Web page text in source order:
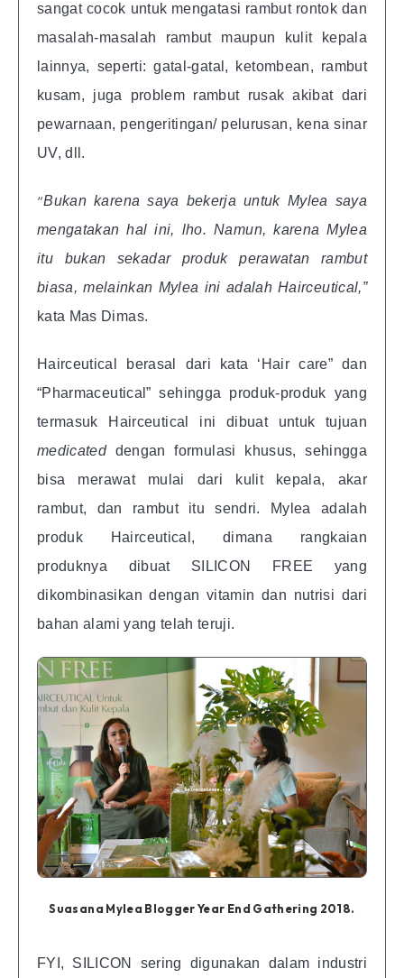
sangat cocok untuk mengatasi rambut rontok dan
masalah-masalah rambut maupun kulit kepala
lainnya, seperti: gatal-gatal, ketombean, rambut
kusam, juga problem rambut rusak akibat dari
pewarnaan, pengeritingan/ pelurusan, kena sinar
UV, dll.
“Bukan karena saya bekerja untuk Mylea saya
mengatakan hal ini, lho. Namun, karena Mylea
itu bukan sekadar produk perawatan rambut
biasa, melainkan Mylea ini adalah Hairceutical,”
kata Mas Dimas.
Hairceutical berasal dari kata ‘Hair care” dan
“Pharmaceutical” sehingga produk-produk yang
termasuk Hairceutical ini dibuat untuk tujuan
medicateddengan formulasi khusus, sehingga
bisa merawat mulai dari kulit kepala, akar
rambut, dan rambut itu sendri. Mylea adalah
produk Hairceutical, dimana rangkaian
produknya dibuat SILICON FREE yang
dikombinasikan dengan vitamin dan nutrisi dari
bahan alami yang telah teruji.
Suasana Mylea Blogger Year End Gathering 2018.
FYI, SILICON sering digunakan dalam industri